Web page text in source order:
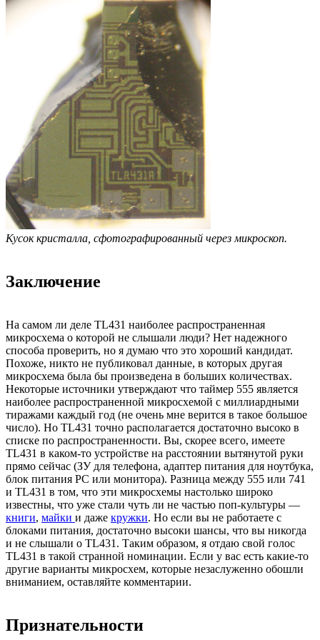
Кусок кристалла, сфотографированный через микроскоп.
Заключение
На самом ли деле TL431 наиболее распространенная
микросхема о которой не слышали люди? Нет надежного
способа проверить, но я думаю что это хороший кандидат.
Похоже, никто не публиковал данные, в которых другая
микросхема была бы произведена в больших количествах.
Некоторые источники утверждают что таймер 555 является
наиболее распространенной микросхемой с миллиардными
тиражами каждый год (не очень мне верится в такое большое
число). Но TL431 точно располагается достаточно высоко в
списке по распространенности. Вы, скорее всего, имеете
TL431 в каком-то устройстве на расстоянии вытянутой руки
прямо сейчас (ЗУ для телефона, адаптер питания для ноутбука,
блок питания PC или монитора). Разница между 555 или 741
и TL431 в том, что эти микросхемы настолько широко
известны, что уже стали чуть ли не частью поп-культуры —
книги, майки и даже кружки. Но если вы не работаете с
блоками питания, достаточно высоки шансы, что вы никогда
и не слышали о TL431. Таким образом, я отдаю свой голос
TL431 в такой странной номинации. Если у вас есть какие-то
другие варианты микросхем, которые незаслуженно обошли
вниманием, оставляйте комментарии.
Признательности